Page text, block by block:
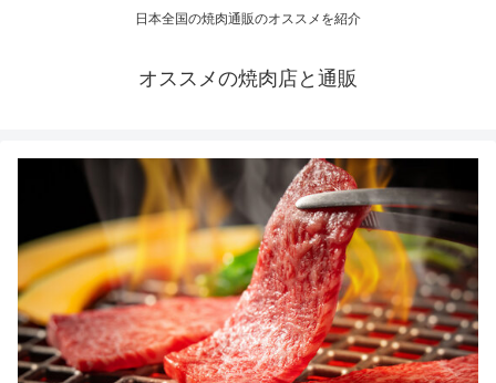
日本全国の焼肉通販のオススメを紹介
オススメの焼肉店と通販